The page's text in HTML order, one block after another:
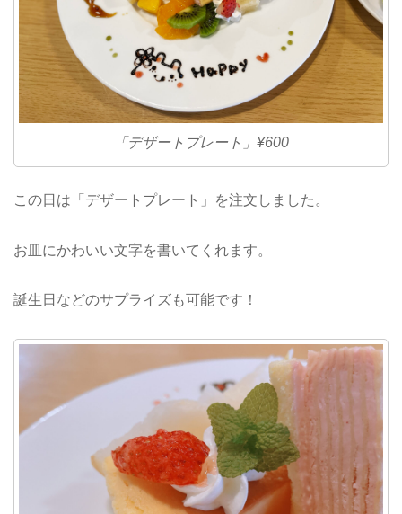
「デザートプレート」¥600
この日は「デザートプレート」を注文しました。
お皿にかわいい文字を書いてくれます。
誕生日などのサプライズも可能です！